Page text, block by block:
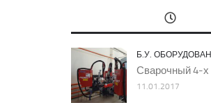
Б.У.
Сварочный 4-х
11.01.2017